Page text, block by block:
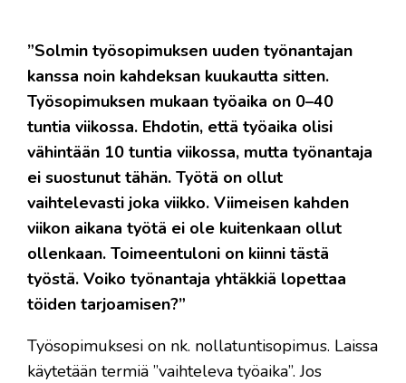
”Solmin työsopimuksen uuden työnantajan
kanssa noin kahdeksan kuukautta sitten.
Työsopimuksen mukaan työaika on 0–40
tuntia viikossa. Ehdotin, että työaika olisi
vähintään 10 tuntia viikossa, mutta työnantaja
ei suostunut tähän. Työtä on ollut
vaihtelevasti joka viikko. Viimeisen kahden
viikon aikana työtä ei ole kuitenkaan ollut
ollenkaan. Toimeentuloni on kiinni tästä
työstä. Voiko työnantaja yhtäkkiä lopettaa
töiden tarjoamisen?”
Työsopimuksesi on nk. nollatuntisopimus. Laissa
käytetään termiä ”vaihteleva työaika”. Jos